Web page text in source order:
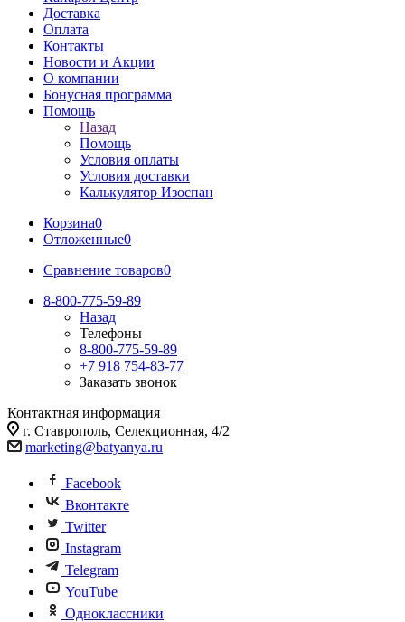
Доставка
Оплата
Контакты
Новости и Акции
О компании
Бонусная программа
Помощь
Назад
Помощь
Условия оплаты
Условия доставки
Калькулятор Изоспан
Корзина0
Отложенные0
Сравнение товаров0
8-800-775-59-89
Назад
Телефоны
8-800-775-59-89
+7 918 754-83-77
Заказать звонок
Контактная информация
г. Ставрополь, Селекционная, 4/2
marketing@batyanya.ru
Facebook
Вконтакте
Twitter
Instagram
Telegram
YouTube
Одноклассники